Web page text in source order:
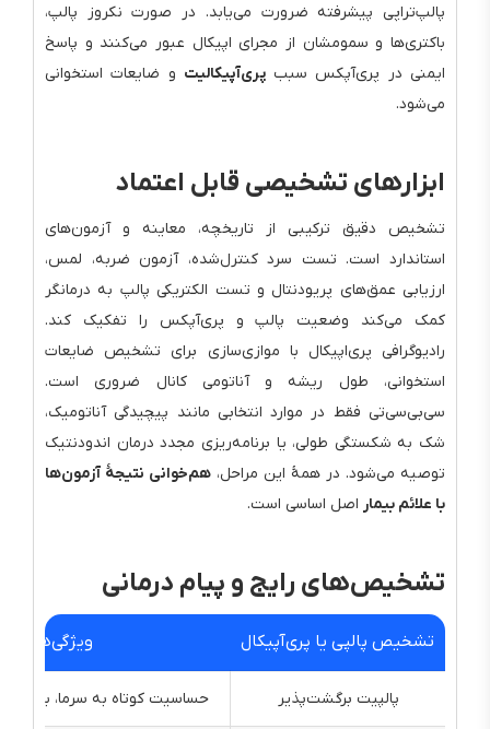
پالپ‌تراپی پیشرفته ضرورت می‌یابد. در صورت نکروز پالپ،
باکتری‌ها و سمومشان از مجرای اپیکال عبور می‌کنند و پاسخ
ایمنی در پری‌آپکس سببپری‌آپیکالیت و ضایعات استخوانی
می‌شود.
ابزارهای تشخیصی قابل اعتماد
تشخیص دقیق ترکیبی از تاریخچه، معاینه و آزمون‌های
استاندارد است. تست سرد کنترل‌شده، آزمون ضربه، لمس،
ارزیابی عمق‌های پریودنتال و تست الکتریکی پالپ به درمانگر
کمک می‌کند وضعیت پالپ و پری‌آپکس را تفکیک کند.
رادیوگرافی پری‌اپیکال با موازی‌سازی برای تشخیص ضایعات
استخوانی، طول ریشه و آناتومی کانال ضروری است.
سی‌بی‌سی‌تی فقط در موارد انتخابی مانند پیچیدگی آناتومیک،
شک به شکستگی طولی، یا برنامه‌ریزی مجدد درمان اندودنتیک
توصیه می‌شود. در همهٔ این مراحل، هم‌خوانی نتیجهٔ آزمون‌ها
با علائم بیمار اصل اساسی است.
تشخیص‌های رایج و پیام درمانی
تشخیص پالپی یا پری‌آپیکال ویژگی‌ها
پالپیت برگشت‌پذیر حساسیت کوتاه به سرما، بدون